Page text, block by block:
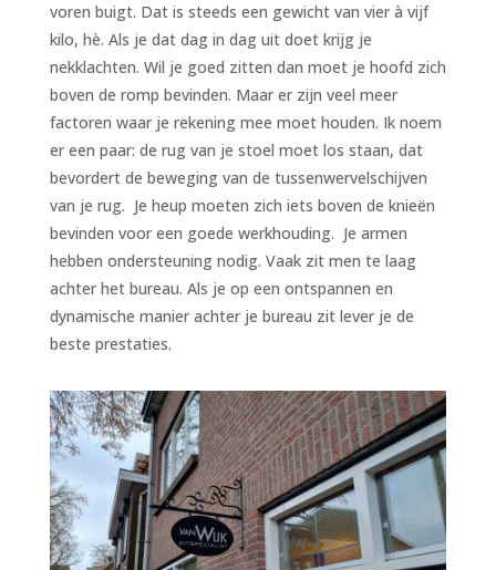
voren buigt. Dat is steeds een gewicht van vier à vijf
kilo, hè. Als je dat dag in dag uit doet krijg je
nekklachten. Wil je goed zitten dan moet je hoofd zich
boven de romp bevinden. Maar er zijn veel meer
factoren waar je rekening mee moet houden. Ik noem
er een paar: de rug van je stoel moet los staan, dat
bevordert de beweging van de tussenwervelschijven
van je rug. Je heup moeten zich iets boven de knieën
bevinden voor een goede werkhouding. Je armen
hebben ondersteuning nodig. Vaak zit men te laag
achter het bureau. Als je op een ontspannen en
dynamische manier achter je bureau zit lever je de
beste prestaties.